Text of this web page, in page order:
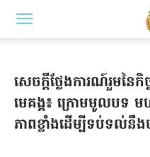
សេចក្តីថ្លែងការណ៍រួមន
មេគង្គ៖ ក្រោមមូលបទ ម
ភាពខ្លាំងដើម្បីទប់ទល់នឹ